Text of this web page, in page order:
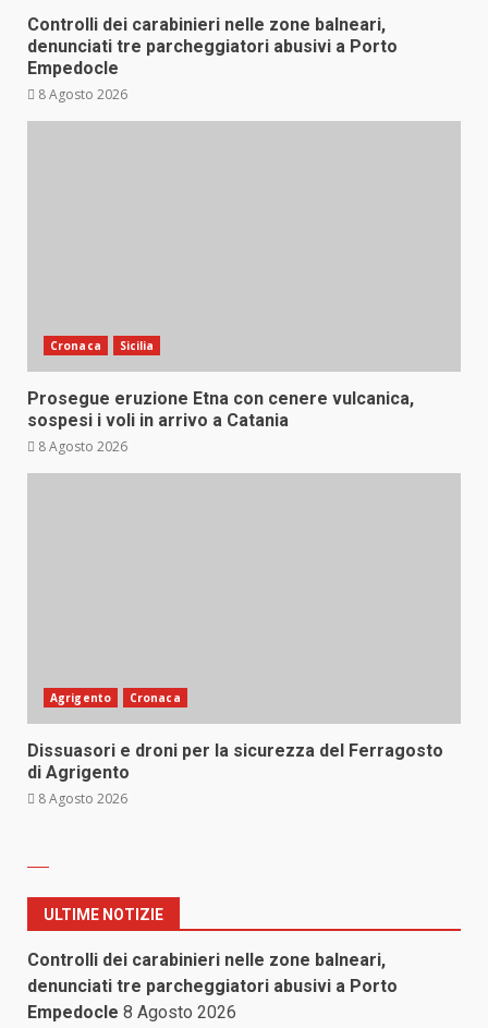
Controlli dei carabinieri nelle zone balneari,
denunciati tre parcheggiatori abusivi a Porto
Empedocle
8 Agosto 2026
Cronaca Sicilia
Prosegue eruzione Etna con cenere vulcanica,
sospesi i voli in arrivo a Catania
8 Agosto 2026
Agrigento Cronaca
Dissuasori e droni per la sicurezza del Ferragosto
di Agrigento
8 Agosto 2026
ULTIME NOTIZIE
Controlli dei carabinieri nelle zone balneari,
denunciati tre parcheggiatori abusivi a Porto
Empedocle 8 Agosto 2026